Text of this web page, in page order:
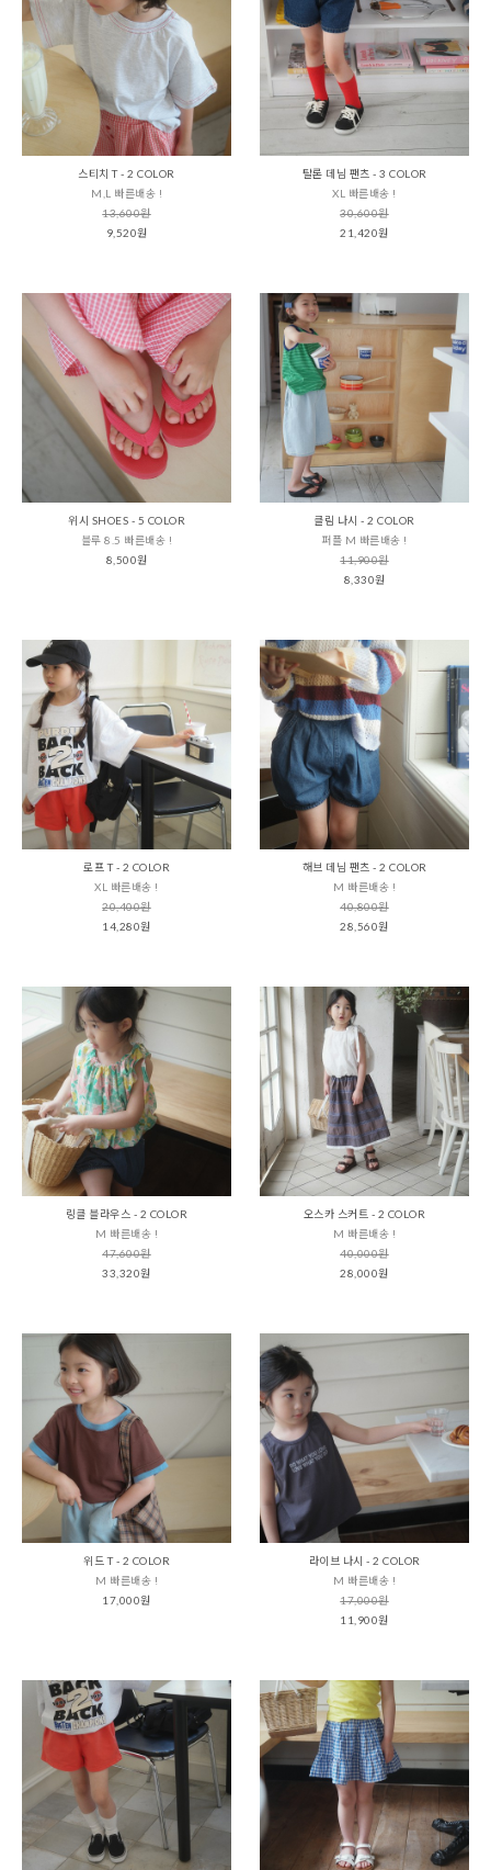
스티치 T - 2 COLOR
M,L 빠른배송 !
13,600원
9,520원
탈론 데님 팬츠 - 3 COLOR
XL 빠른배송 !
30,600원
21,420원
위시 SHOES - 5 COLOR
블루 8.5 빠른배송 !
8,500원
클림 나시 - 2 COLOR
퍼플 M 빠른배송 !
11,900원
8,330원
로프 T - 2 COLOR
XL 빠른배송 !
20,400원
14,280원
해브 데님 팬츠 - 2 COLOR
M 빠른배송 !
40,800원
28,560원
링클 블라우스 - 2 COLOR
M 빠른배송 !
47,600원
33,320원
오스카 스커트 - 2 COLOR
M 빠른배송 !
40,000원
28,000원
위드 T - 2 COLOR
M 빠른배송 !
17,000원
라이브 나시 - 2 COLOR
M 빠른배송 !
17,000원
11,900원